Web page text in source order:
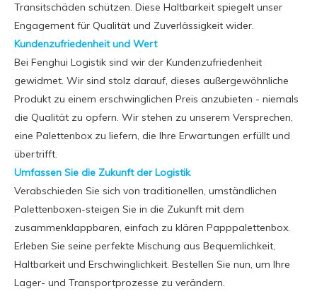
Transitschäden schützen. Diese Haltbarkeit spiegelt unser
Engagement für Qualität und Zuverlässigkeit wider.
Kundenzufriedenheit und Wert
Bei Fenghui Logistik sind wir der Kundenzufriedenheit
gewidmet. Wir sind stolz darauf, dieses außergewöhnliche
Produkt zu einem erschwinglichen Preis anzubieten - niemals
die Qualität zu opfern. Wir stehen zu unserem Versprechen,
eine Palettenbox zu liefern, die Ihre Erwartungen erfüllt und
übertrifft.
Umfassen Sie die Zukunft der Logistik
Verabschieden Sie sich von traditionellen, umständlichen
Palettenboxen-steigen Sie in die Zukunft mit dem
zusammenklappbaren, einfach zu klären Papppalettenbox.
Erleben Sie seine perfekte Mischung aus Bequemlichkeit,
Haltbarkeit und Erschwinglichkeit. Bestellen Sie nun, um Ihre
Lager- und Transportprozesse zu verändern.